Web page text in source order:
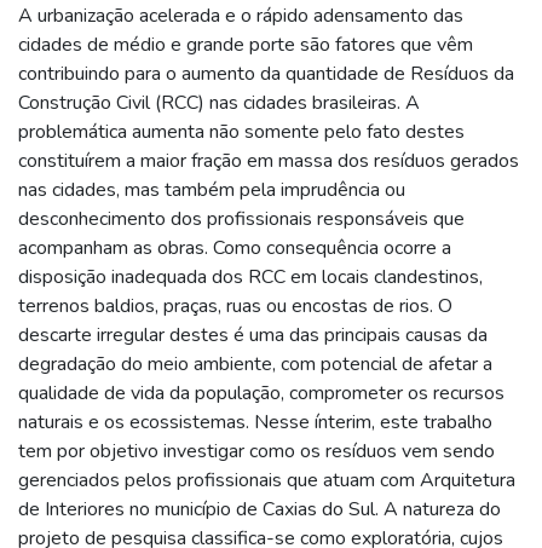
A urbanização acelerada e o rápido adensamento das
cidades de médio e grande porte são fatores que vêm
contribuindo para o aumento da quantidade de Resíduos da
Construção Civil (RCC) nas cidades brasileiras. A
problemática aumenta não somente pelo fato destes
constituírem a maior fração em massa dos resíduos gerados
nas cidades, mas também pela imprudência ou
desconhecimento dos profissionais responsáveis que
acompanham as obras. Como consequência ocorre a
disposição inadequada dos RCC em locais clandestinos,
terrenos baldios, praças, ruas ou encostas de rios. O
descarte irregular destes é uma das principais causas da
degradação do meio ambiente, com potencial de afetar a
qualidade de vida da população, comprometer os recursos
naturais e os ecossistemas. Nesse ínterim, este trabalho
tem por objetivo investigar como os resíduos vem sendo
gerenciados pelos profissionais que atuam com Arquitetura
de Interiores no município de Caxias do Sul. A natureza do
projeto de pesquisa classifica-se como exploratória, cujos